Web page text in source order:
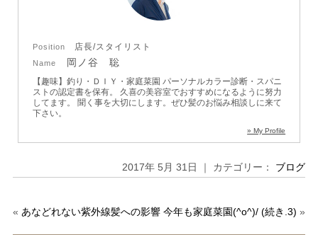
Position 店長/スタイリスト
Name 岡ノ谷 聡
【趣味】釣り・ＤＩＹ・家庭菜園 パーソナルカラー診断・スパニ
ストの認定書を保有。
久喜の美容室でおすすめになるように努力
してます。
聞く事を大切にします。ぜひ髪のお悩み相談しに来て
下さい。
» My Profile
2017年 5月 31日 ｜ カテゴリー： ブログ
« あなどれない紫外線髪への影響 今年も家庭菜園(^o^)/ (続き.3) »